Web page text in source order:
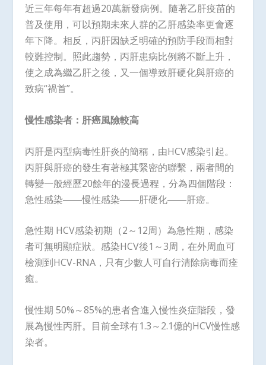
近三年每年有超過20萬新發病例。隨著乙肝疫苗的
普及使用，可以預期未來人群的乙肝感染率更會逐
年下降。相反，丙肝因缺乏明確的預防手段而相對
較難控制。照此趨勢，丙肝患病比例將不斷上升，
使之成為繼乙肝之後，又一個導致肝硬化與肝癌的
致病“禍首”。
慢性感染者：肝癌風險較高
丙肝是丙型病毒性肝炎的簡稱，由HCV感染引起。
丙肝與肝癌的發生有著極其緊密的聯繫，兩者間的
轉變一般經歷20餘年的漫長過程，分為四個階段：
急性感染――慢性感染――肝硬化――肝癌。
急性期 HCV感染初期（2～12周）為急性期，感染
者可無明顯症狀。感染HCV後1～3周，在外周血可
檢測到HCV-RNA，只有少數人可自行清除病毒而痊
癒。
慢性期 50%～85%的患者會進入慢性炎症階段，發
展為慢性丙肝。目前全球有1.3～2.1億的HCV慢性感
染者。